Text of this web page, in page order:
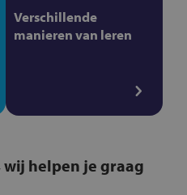
Verschillende
manieren van leren
wij helpen je graag